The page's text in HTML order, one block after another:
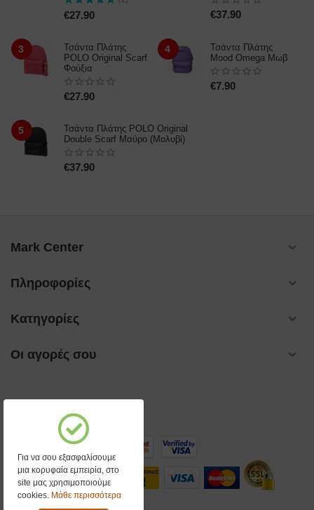
€27.90 €37.90
3
Τσάντα Πλάτης
POLO Original Scarf
Φούξια
€27.90
4
Τσάντα Πλάτης
Mood Omega Μωβ
€7.90
5
Τσάντα Πλάτης POLO Original
Double Scarf Μαύρο (Μολυβί)
€37.90
Mark Center
Πληροφορίες
Κατηγορίες
Οι αγορές σου
Για να σου εξασφαλίσουμε
μια κορυφαία εμπειρία, στο
site μας χρησιμοποιούμε
cookies. Μάθε περισσότερα